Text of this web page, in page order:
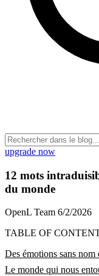
upgrade now
12 mots
du monde
OpenL Team 6/2/2026
TABLE OF
Des émotions sans nom
Le monde qui nous